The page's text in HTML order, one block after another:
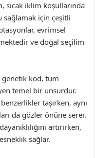
sıcak iklim koşullarında
sağlamak için çeşitli
evrimsel
ve doğal seçilim
kod, tüm
temel bir unsurdur.
benzerlikler taşırken, aynı
da gözler önüne serer.
artırırken,
sağlar.